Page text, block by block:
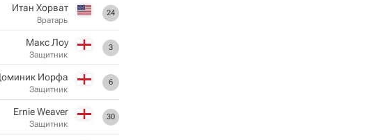
24
Итан Хорват
Вратарь
3
Макс Лоу
Защитник
6
Иорфа
Защитник
30
Ernie Weaver
Защитник